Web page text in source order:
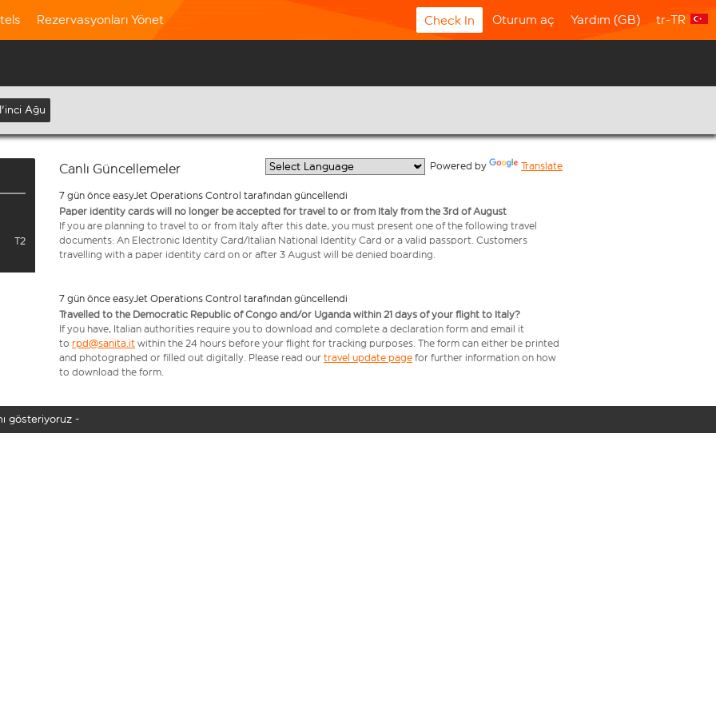
Rezervasyonları Yönet Check In Oturum aç Yardım (GB) tr-TR
Ağu
T2
Canlı Güncellemeler Powered by Translate
7 gün önce easyJet Operations Control tarafından güncellendi
Paper identity cards will no longer be accepted for travel to or from Italy from the 3rd of August
If you are planning to travel to or from Italy after this date, you must present one of the following travel
documents: An Electronic Identity Card/Italian National Identity Card or a valid passport. Customers
travelling with a paper identity card on or after 3 August will be denied boarding.
7 gün önce easyJet Operations Control tarafından güncellendi
Travelled to the Democratic Republic of Congo and/or Uganda within 21 days of your flight to Italy?
If you have, Italian authorities require you to download and complete a declaration form and email it
to rpd@sanita.it within the 24 hours before your flight for tracking purposes. The form can either be printed
and photographed or filled out digitally. Please read our travel update page for further information on how
to download the form.
gösteriyoruz -